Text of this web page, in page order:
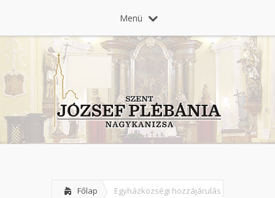
Menü
Főlap Egyházközségi hozzájárulás